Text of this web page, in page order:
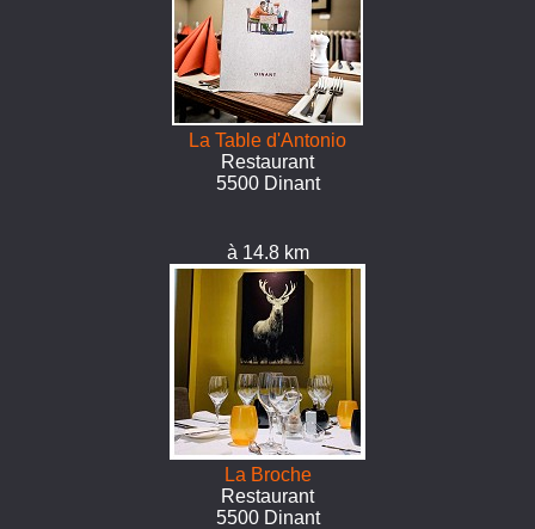
La Table d'Antonio
Restaurant
5500 Dinant
à 14.8 km
La Broche
Restaurant
5500 Dinant